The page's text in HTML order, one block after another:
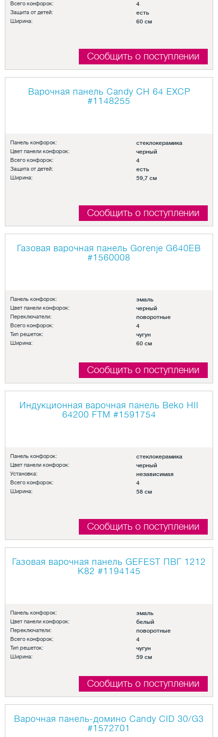
Всего конфорок: 4
Защита от детей: есть
Ширина: 60 см
Сообщить о поступлении
Варочная панель Candy CH 64 EXCP
#1148255
Панель конфорок: стеклокерамика
Цвет панели конфорок: черный
Всего конфорок: 4
Защита от детей: есть
Ширина: 59,7 см
Сообщить о поступлении
Газовая варочная панель Gorenje G640EB
#1560008
Панель конфорок: эмаль
Цвет панели конфорок: черный
Переключатели: поворотные
Всего конфорок: 4
Тип решеток: чугун
Ширина: 60 см
Сообщить о поступлении
Индукционная варочная панель Beko HII
64200 FTM #1591754
Панель конфорок: стеклокерамика
Цвет панели конфорок: черный
Установка: независимая
Всего конфорок: 4
Ширина: 58 см
Сообщить о поступлении
Газовая варочная панель GEFEST ПВГ 1212
К82 #1194145
Панель конфорок: эмаль
Цвет панели конфорок: белый
Переключатели: поворотные
Всего конфорок: 4
Тип решеток: чугун
Ширина: 59 см
Сообщить о поступлении
Варочная панель-домино Candy CID 30/G3
#1572701